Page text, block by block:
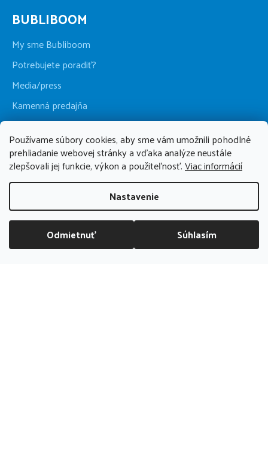
Používame súbory cookies, aby sme vám umožnili pohodlné
prehliadanie webovej stránky a vďaka analýze neustále
zlepšovali jej funkcie, výkon a použiteľnosť.Viac informácií
Nastavenie
Odmietnuť Súhlasím
DOPRAVA ZADARMO NAD 70 EUR
BUBLIBOOM
My sme Bubliboom
Potrebujete poradiť?
Media/press
Kamenná predajňa
BUBLIBOOM
+421 911 123 286
po-pia 09:00 - 17:00, so 09:00 - 13:00
info@bubliboom.sk